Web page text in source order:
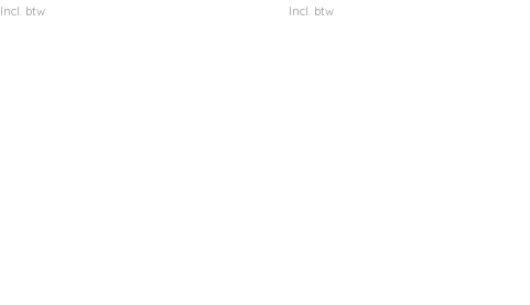
Incl. btw Incl. btw